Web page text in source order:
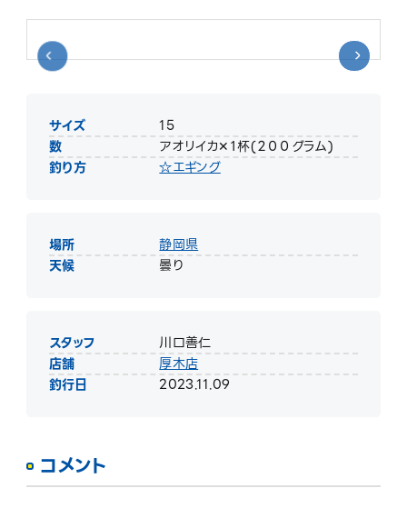
サイズ
15
数
アオリイカ✕１杯(２００グラム)
釣り方
☆エギング
場所
静岡県
天候
曇り
スタッフ
川口善仁
店舗
厚木店
釣行日
2023.11.09
コメント